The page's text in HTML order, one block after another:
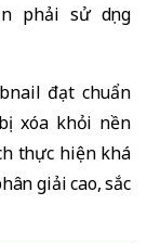
phải sử dụng
đạt chuẩn
xóa khỏi nền
thực hiện khá
giải cao, sắc